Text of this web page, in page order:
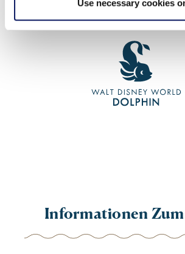
Use necessary cookies
Informationen Zum